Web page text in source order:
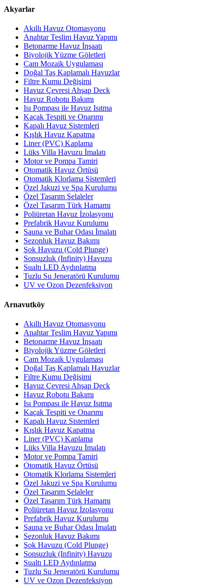
Akyarlar
Akıllı Havuz Otomasyonu
Anahtar Teslim Havuz Yapımı
Betonarme Havuz İnşaatı
Biyolojik Yüzme Göletleri
Cam Mozaik Uygulaması
Doğal Taş Kaplamalı Havuzlar
Filtre Kumu Değişimi
Havuz Çevresi Ahşap Deck
Havuz Robotu Bakımı
Isı Pompası ile Havuz Isıtma
Kaçak Tespiti ve Onarımı
Kapalı Havuz Sistemleri
Kışlık Havuz Kapatma
Liner (PVC) Kaplama
Lüks Villa Havuzu İmalatı
Motor ve Pompa Tamiri
Otomatik Havuz Örtüsü
Otomatik Klorlama Sistemleri
Özel Jakuzi ve Spa Kurulumu
Özel Tasarım Şelaleler
Özel Tasarım Türk Hamamı
Poliüretan Havuz İzolasyonu
Prefabrik Havuz Kurulumu
Sauna ve Buhar Odası İmalatı
Sezonluk Havuz Bakımı
Şok Havuzu (Cold Plunge)
Sonsuzluk (Infinity) Havuzu
Sualtı LED Aydınlatma
Tuzlu Su Jeneratörü Kurulumu
UV ve Ozon Dezenfeksiyon
Arnavutköy
Akıllı Havuz Otomasyonu
Anahtar Teslim Havuz Yapımı
Betonarme Havuz İnşaatı
Biyolojik Yüzme Göletleri
Cam Mozaik Uygulaması
Doğal Taş Kaplamalı Havuzlar
Filtre Kumu Değişimi
Havuz Çevresi Ahşap Deck
Havuz Robotu Bakımı
Isı Pompası ile Havuz Isıtma
Kaçak Tespiti ve Onarımı
Kapalı Havuz Sistemleri
Kışlık Havuz Kapatma
Liner (PVC) Kaplama
Lüks Villa Havuzu İmalatı
Motor ve Pompa Tamiri
Otomatik Havuz Örtüsü
Otomatik Klorlama Sistemleri
Özel Jakuzi ve Spa Kurulumu
Özel Tasarım Şelaleler
Özel Tasarım Türk Hamamı
Poliüretan Havuz İzolasyonu
Prefabrik Havuz Kurulumu
Sauna ve Buhar Odası İmalatı
Sezonluk Havuz Bakımı
Şok Havuzu (Cold Plunge)
Sonsuzluk (Infinity) Havuzu
Sualtı LED Aydınlatma
Tuzlu Su Jeneratörü Kurulumu
UV ve Ozon Dezenfeksiyon